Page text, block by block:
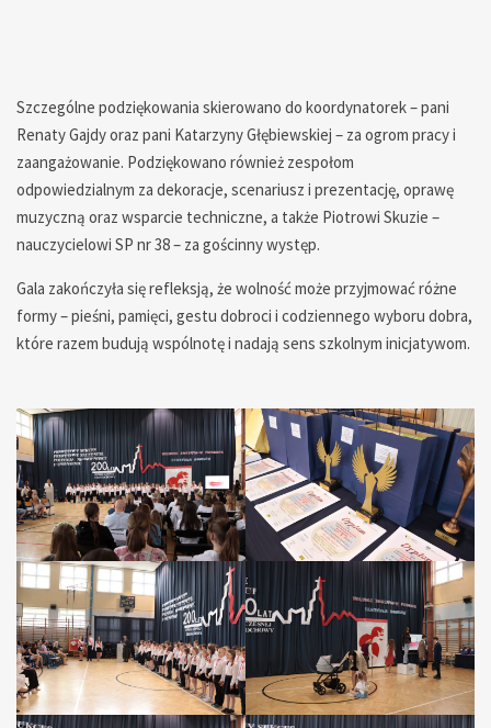
Szczególne podziękowania skierowano do koordynatorek – pani
Renaty Gajdy oraz pani Katarzyny Głębiewskiej – za ogrom pracy i
zaangażowanie. Podziękowano również zespołom
odpowiedzialnym za dekoracje, scenariusz i prezentację, oprawę
muzyczną oraz wsparcie techniczne, a także Piotrowi Skuzie –
nauczycielowi SP nr 38 – za gościnny występ.
Gala zakończyła się refleksją, że wolność może przyjmować różne
formy – pieśni, pamięci, gestu dobroci i codziennego wyboru dobra,
które razem budują wspólnotę i nadają sens szkolnym inicjatywom.